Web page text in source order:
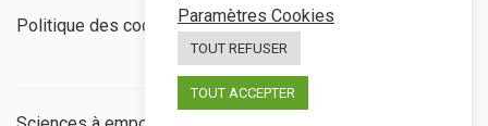
Politique des cookiesParamètres Cookies
TOUT REFUSER
TOUT ACCEPTER